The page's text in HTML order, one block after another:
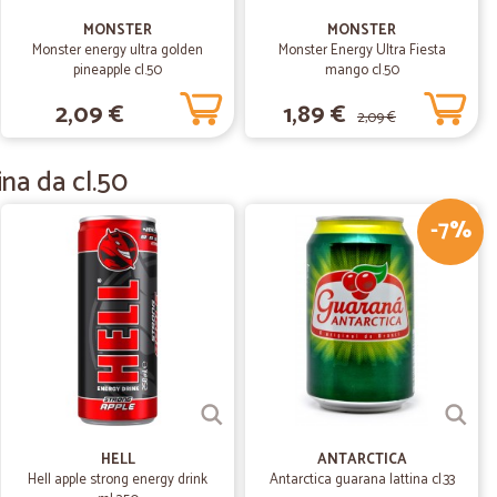
19/08/2020
dei prodotti non è abbastanza curato e viene
per permettere la consegna in loco. In precedenza
e spostamento con un solo carrello a ruote
più curato per avere di nuovo 5 stelle.
01/03/2020
c'è…
traccia di quando arriverà il corriere..
MONSTER
Monster energy ultra golden
pineapple cl.50
2,09 €
MONSTER
Monster Energy Ultra Fiesta
mango cl.50
1,89 € 2,09 €
da cl.50
HELL
Hell apple strong energy drink
-7%
ANTARCTICA
Antarctica guarana lattina cl.33